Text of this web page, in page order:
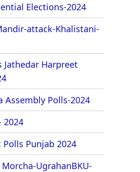
Elections-2024
attack-Khalistani-
Jathedar Harpreet
Assembly Polls-2024
2024
Polls Punjab 2024
UgrahanBKU-